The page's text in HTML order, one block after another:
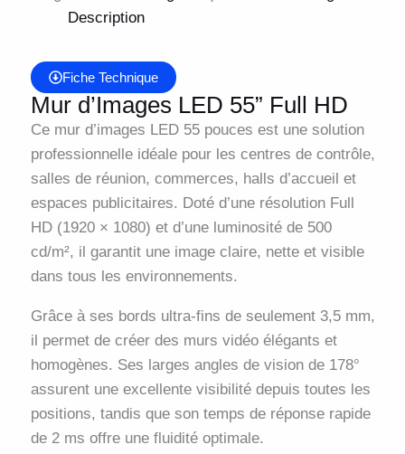
Description
Fiche Technique
Mur d’Images LED 55” Full HD
Ce mur d’images LED 55 pouces est une solution
professionnelle idéale pour les centres de contrôle,
salles de réunion, commerces, halls d’accueil et
espaces publicitaires. Doté d’une résolution Full
HD (1920 × 1080) et d’une luminosité de 500
cd/m², il garantit une image claire, nette et visible
dans tous les environnements.
Grâce à ses bords ultra-fins de seulement 3,5 mm,
il permet de créer des murs vidéo élégants et
homogènes. Ses larges angles de vision de 178°
assurent une excellente visibilité depuis toutes les
positions, tandis que son temps de réponse rapide
de 2 ms offre une fluidité optimale.